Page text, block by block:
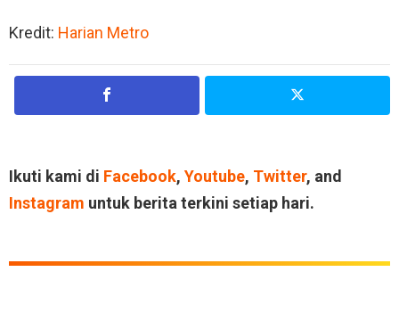
Kredit: Harian Metro
Ikuti kami di Facebook, Youtube, Twitter, and
Instagram untuk berita terkini setiap hari.